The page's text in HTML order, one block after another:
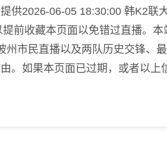
供2026-06-05 18:30:00 韩K2联
前收藏本页面以免错过直播。
州市民直播以及两队历史交锋、
。如果本页面已过期，或者以上